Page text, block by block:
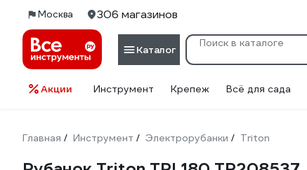
Москва 306 магазинов
Каталог
Акции Инструмент Крепеж Всё для сада
Главная / Инструмент / Электрорубанки / Triton